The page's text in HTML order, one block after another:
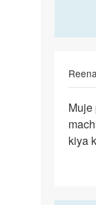
Reena
Muje
perioyd
time
Muje
kiya